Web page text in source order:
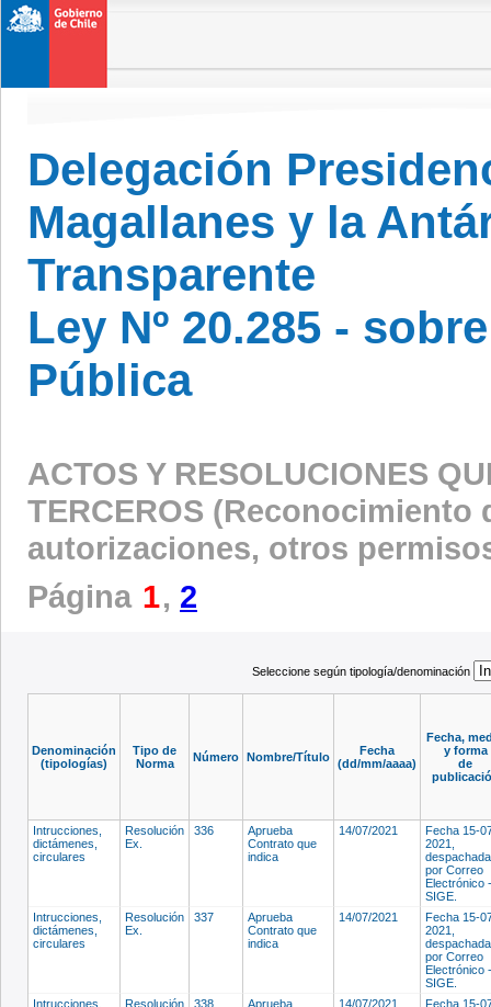
Delegación
Magallanes y la
Transparente
Ley Nº 20.285 -
Pública
ACTOS Y RESOLUCIONES
TERCEROS
autorizaciones, otros
Página 1, 2
Seleccione según tipología/denominación
Denominación
(tipologías)
Tipo de
Norma
Número Nombre/Título
Fecha
(dd/mm/aaaa)
Fecha,
y forma
de
Intrucciones,
dictámenes,
circulares
Resolución
Ex.
336
Aprueba
Contrato que
indica
14/07/2021
Fecha 15-
2021,
despachada
por Correo
Electrónico -
SIGE.
Intrucciones,
dictámenes,
circulares
Resolución
Ex.
337
Aprueba
Contrato que
indica
14/07/2021
Fecha 15-
2021,
despachada
por Correo
Electrónico -
SIGE.
Intrucciones,
Resolución
338
Aprueba
14/07/2021
Fecha 15-